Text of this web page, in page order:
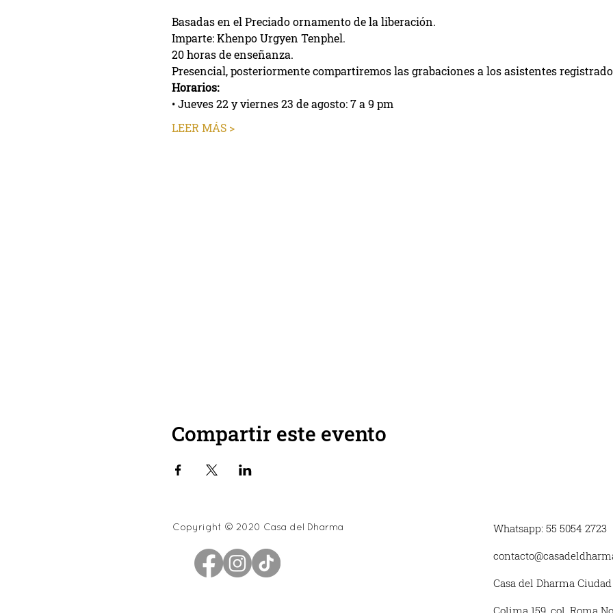
Basadas en el Preciado ornamento de la liberación.
Imparte: Khenpo Urgyen Tenphel.
20 horas de enseñanza.
Presencial, posteriormente compartiremos las grabaciones a los asistentes
Horarios:
• Jueves 22 y viernes 23 de agosto: 7 a 9 pm
LEER MÁS >
Compartir este evento
Copyright © 2020 Casa del Dharma
Whatsapp: 55 5054 2723
Casa del Dharma
Colima 159, col. Roma